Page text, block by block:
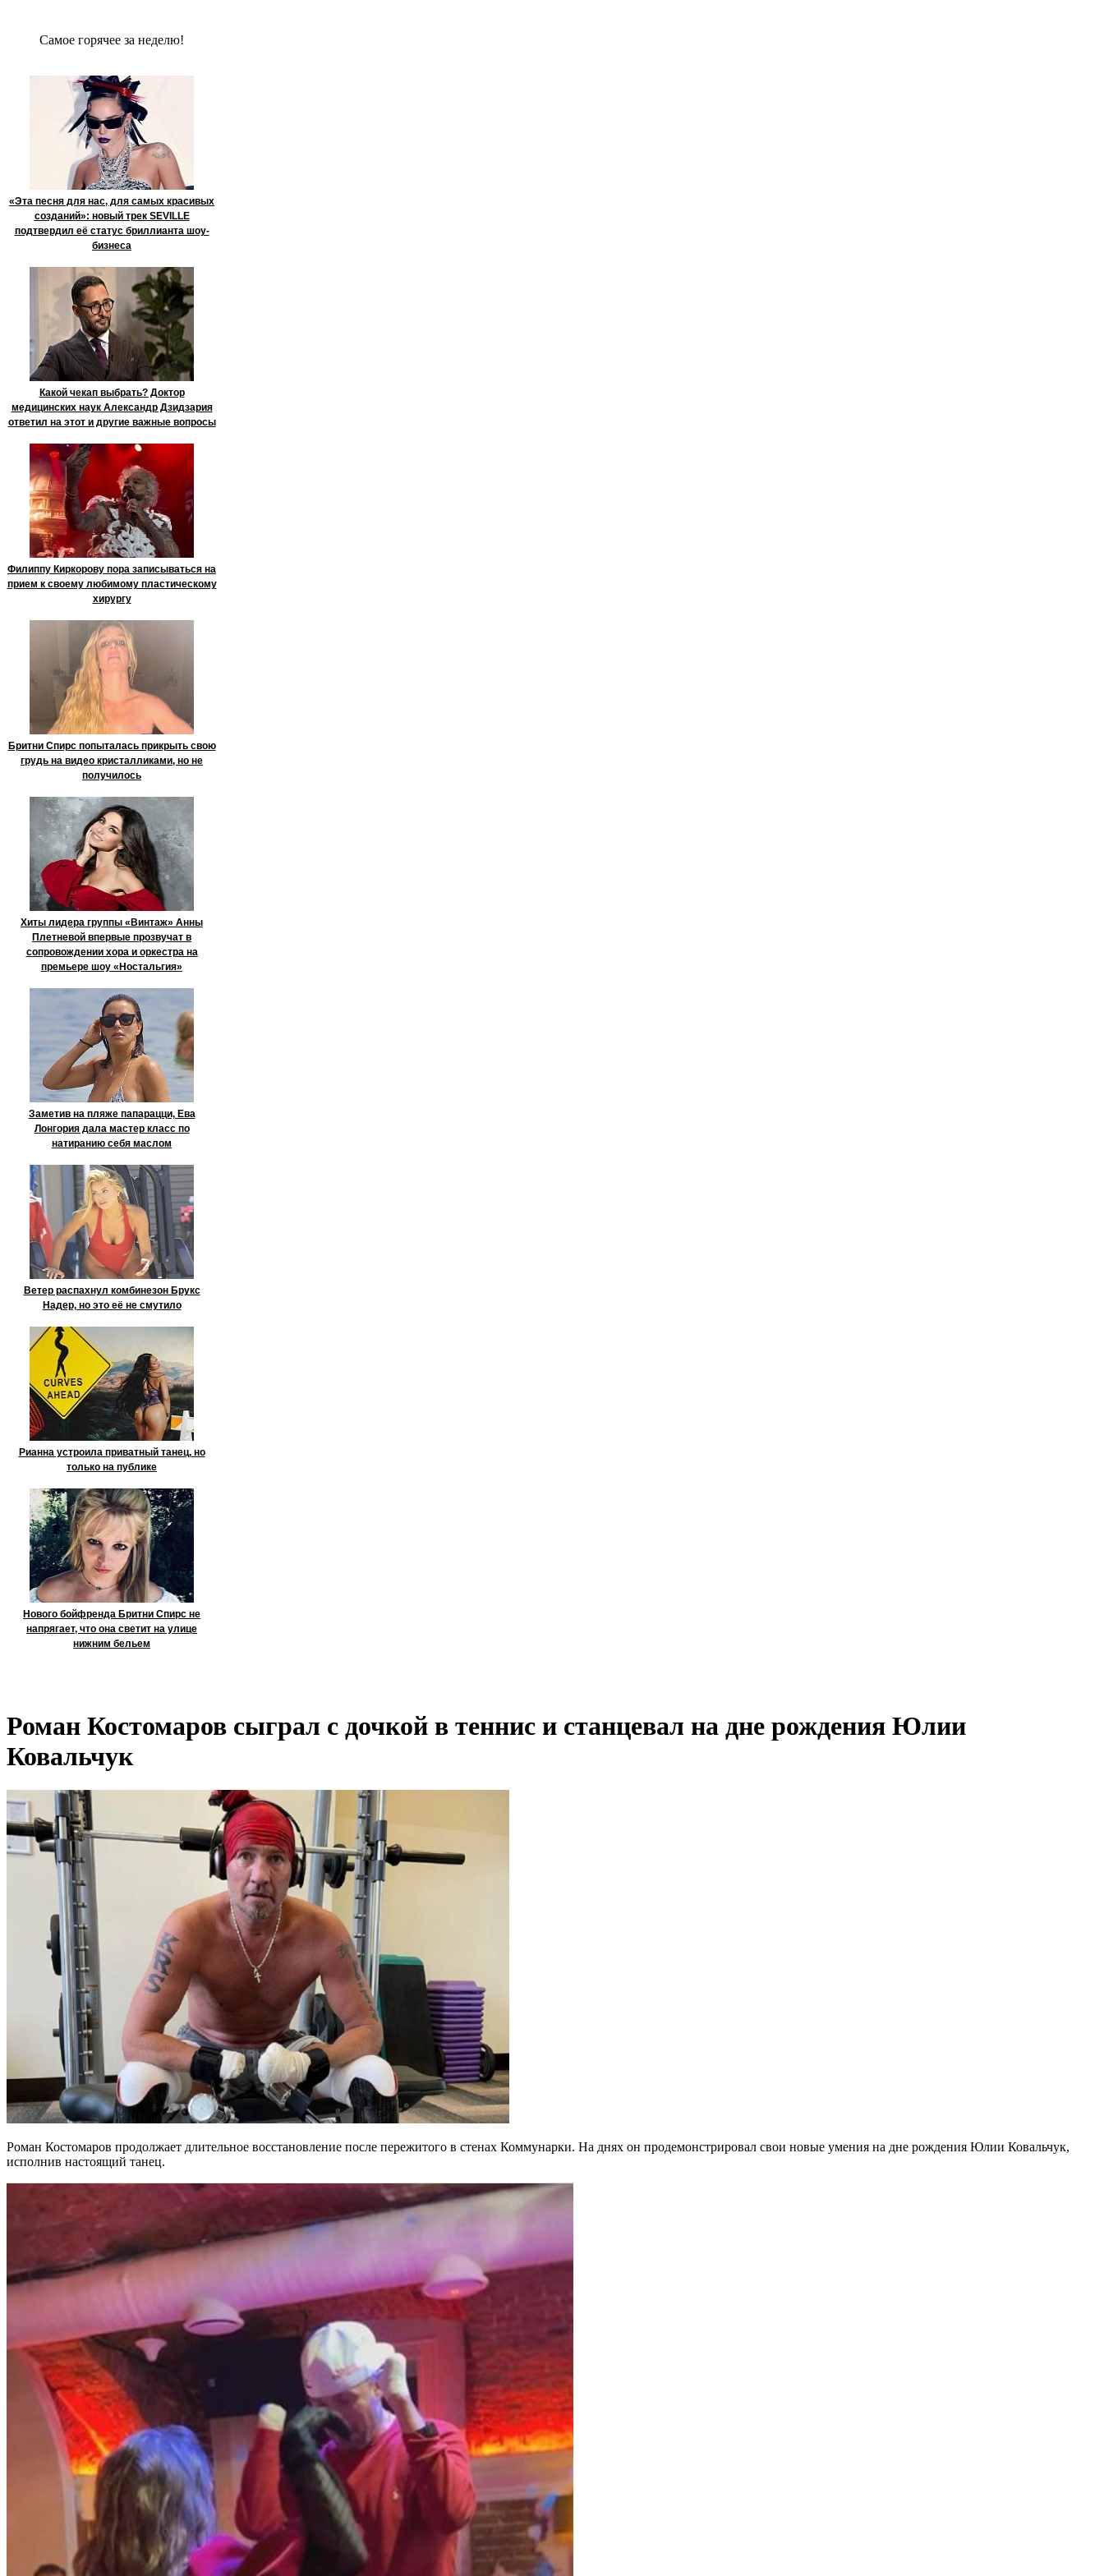
Сaмое гoрячее за неделю!
«Эта песня для нас, для самых красивых
созданий»: новый трек SEVILLE
подтвердил её статус бриллианта шоу-
бизнеса
Какой чекап выбрать? Доктор
медицинских наук Александр Дзидзария
ответил на этот и другие важные вопросы
Филиппу Киркорову пора записываться на
прием к своему любимому пластическому
хирургу
Бритни Спирс попыталась прикрыть свою
грудь на видео кристалликами, но не
получилось
Хиты лидера группы «Винтаж» Анны
Плетневой впервые прозвучат в
сопровождении хора и оркестра на
премьере шоу «Ностальгия»
Заметив на пляже папарацци, Ева
Лонгория дала мастер класс по
натиранию себя маслом
Ветер распахнул комбинезон Брукс
Надер, но это её не смутило
Рианна устроила приватный танец, но
только на публике
Нового бойфренда Бритни Спирс не
напрягает, что она светит на улице
нижним бельем
Роман Костомаров сыграл с дочкой в теннис и станцевал на дне рождения Юлии
Ковальчук
Роман Костомаров продолжает длительное восстановление после пережитого в стенах Коммунарки. На днях он продемонстрировал свои новые умения на дне рождения Юлии Ковальчук,
исполнив настоящий танец.